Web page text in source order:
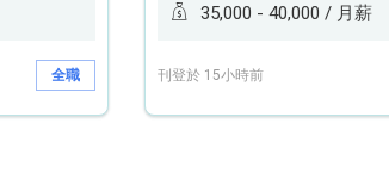
全職
35,000 - 40,000 / 月薪
刊登於 15小時前